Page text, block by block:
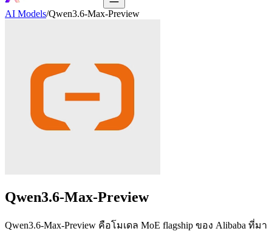
AI Models/Qwen3.6-Max-Preview
Qwen3.6-Max-Preview
Qwen3.6-Max-Preview คือโมเดล MoE flagship ของ Alibaba ที่มา